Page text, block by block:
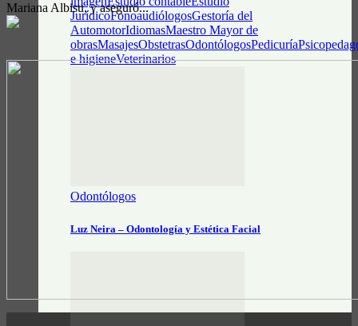
JurídicoFonoaudiólogosGestoría del
AutomotorIdiomasMaestro Mayor de
obrasMasajesObstetrasOdontólogosPedicuría
e higieneVeterinarios
Odontólogos
Luz Neira – Odontología y Estética Facial
Mariana Albisu, y aseguró...